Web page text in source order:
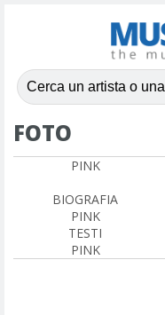
FOTO
PINK
BIOGRAFIA
PINK
TESTI
PINK